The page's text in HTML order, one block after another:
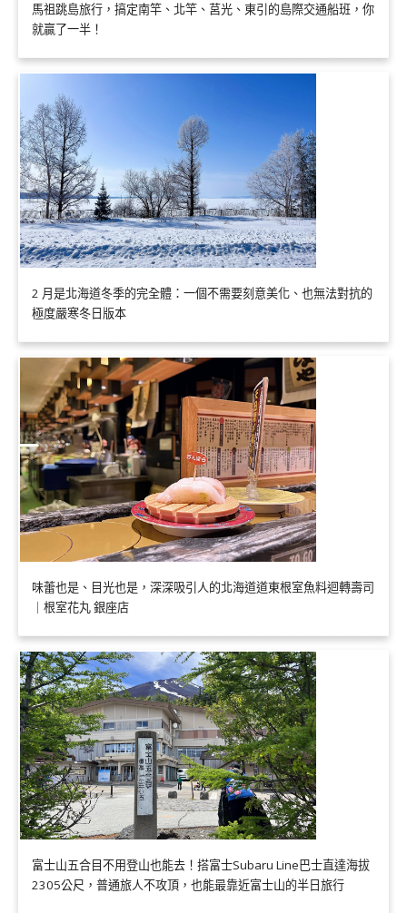
馬祖跳島旅行，搞定南竿、北竿、莒光、東引的島際交通船班，你
就贏了一半！
2 月是北海道冬季的完全體：一個不需要刻意美化、也無法對抗的
極度嚴寒冬日版本
味蕾也是、目光也是，深深吸引人的北海道道東根室魚料迴轉壽司
｜根室花丸 銀座店
富士山五合目不用登山也能去！搭富士Subaru Line巴士直達海拔
2305公尺，普通旅人不攻頂，也能最靠近富士山的半日旅行